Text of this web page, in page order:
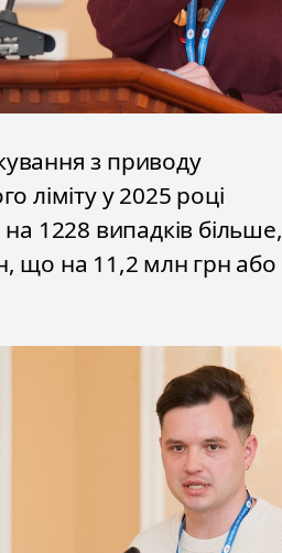
з приводу
ліміту у 2025 році
1228 випадків більше,
що на 11,2 млн грн або